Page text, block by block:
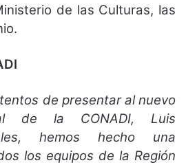
de las Culturas, las
de presentar al nuevo
de la CONADI, Luis
hemos hecho una
los equipos de la Región